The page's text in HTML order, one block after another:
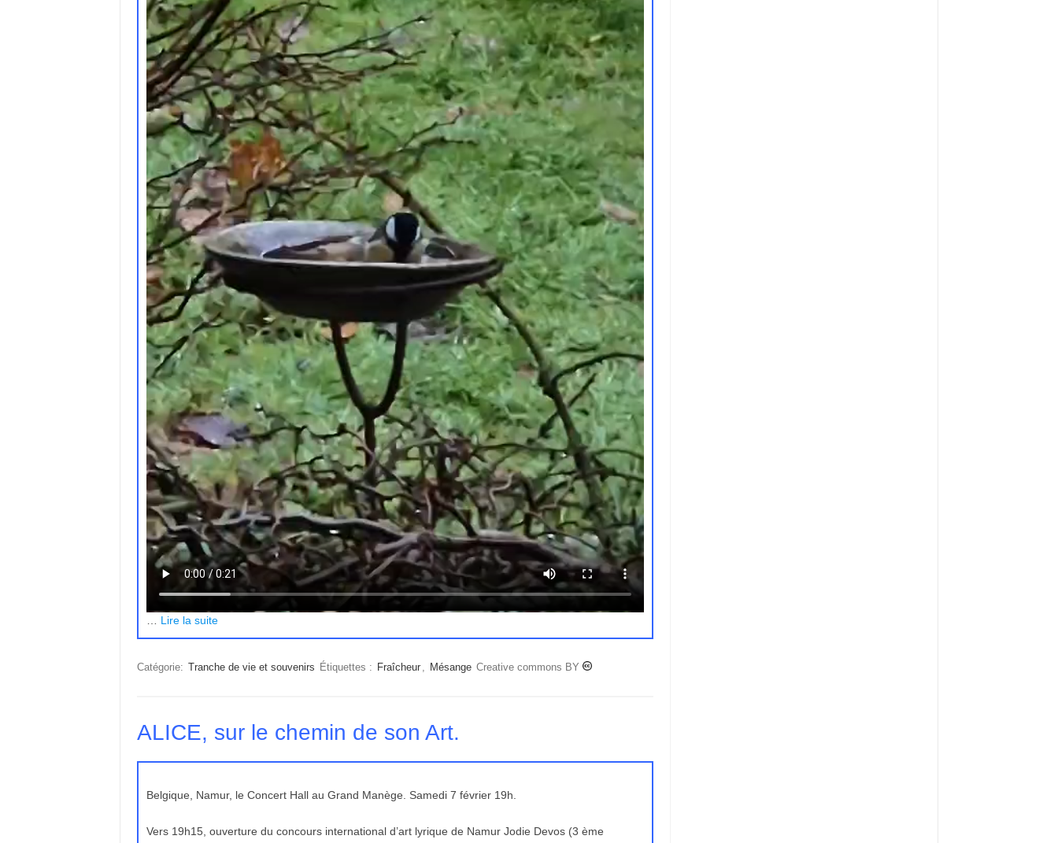
… Lire la suite
Catégorie: Tranche de vie et souvenirs Étiquettes : Fraîcheur , Mésange Creative commons BY
ALICE, sur le chemin de son Art.
Belgique, Namur, le Concert Hall au Grand Manège. Samedi 7 février 19h.
Vers 19h15, ouverture du concours international d’art lyrique de Namur Jodie Devos (3 ème